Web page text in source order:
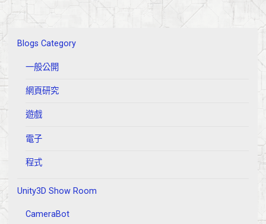
置
Blogs Category
一般公開
網頁研究
遊戲
電子
程式
Unity3D Show Room
CameraBot